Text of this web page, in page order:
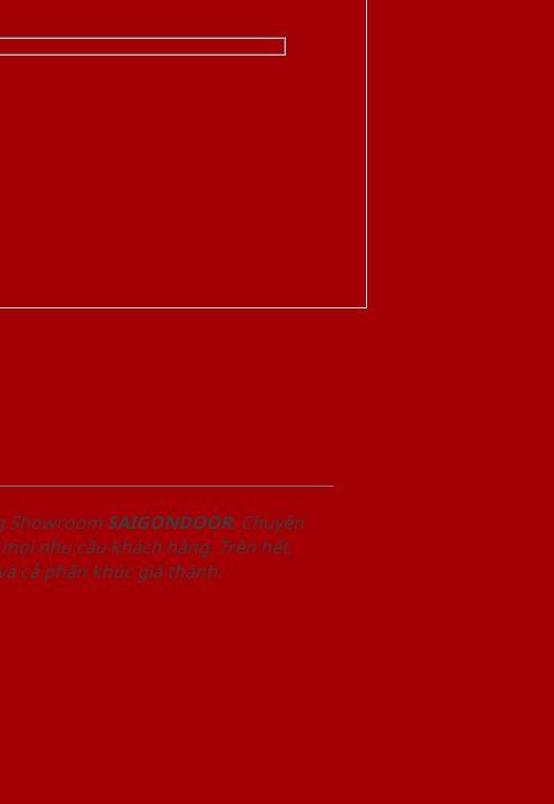
Showroom SAIGONDOOR. Chuyên
nhu cầu khách hàng. Trên hết,
cả phân khúc giá thành.